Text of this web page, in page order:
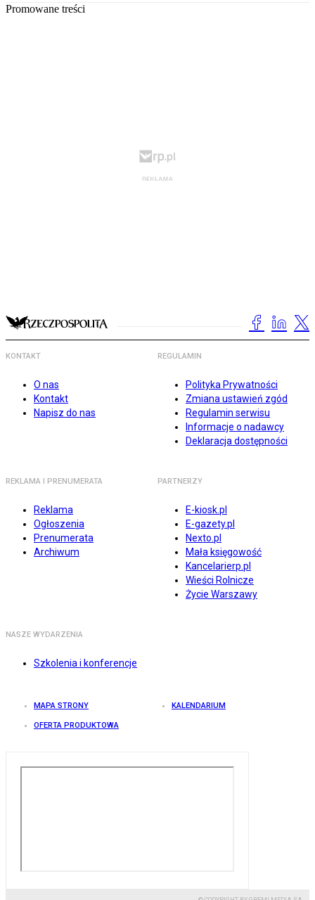
Promowane treści
KONTAKT
O nas
Kontakt
Napisz do nas
REGULAMIN
Polityka Prywatności
Zmiana ustawień zgód
Regulamin serwisu
Informacje o nadawcy
Deklaracja dostępności
REKLAMA I PRENUMERATA
Reklama
Ogłoszenia
Prenumerata
Archiwum
PARTNERZY
E-kiosk.pl
E-gazety.pl
Nexto.pl
Mała księgowość
Kancelarierp.pl
Wieści Rolnicze
Życie Warszawy
NASZE WYDARZENIA
Szkolenia i konferencje
MAPA STRONY KALENDARIUM
OFERTA PRODUKTOWA